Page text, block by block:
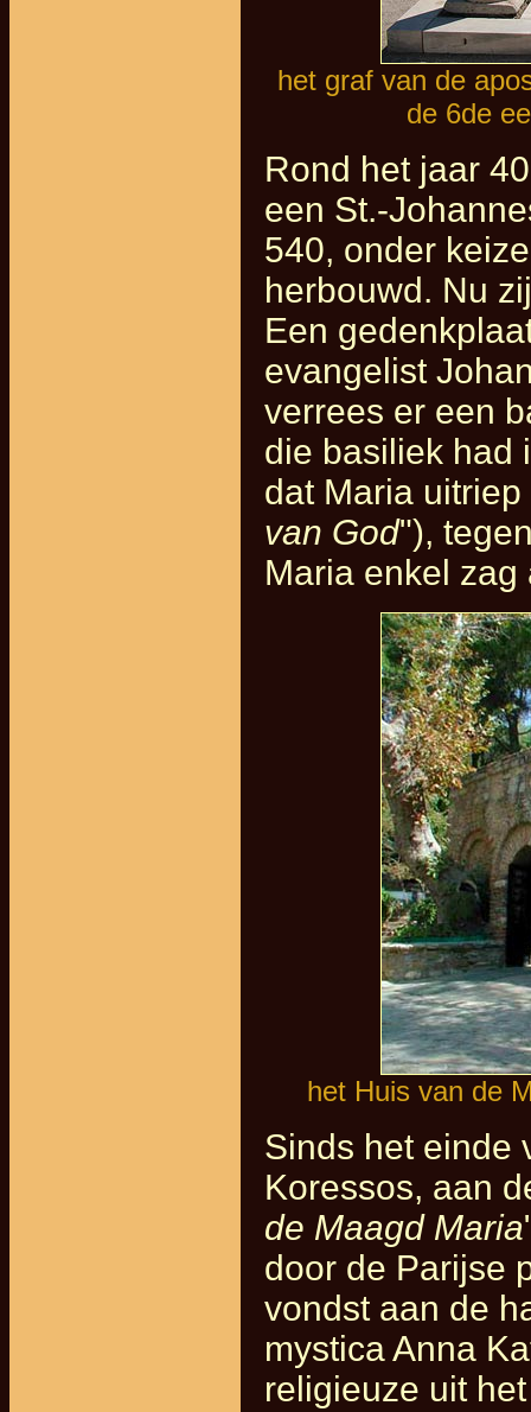
het graf van de
de 6de
Rond het jaar
een St.-
540, onder
herbouwd. Nu
Een
evangelist
verrees er een
die basiliek had
dat Maria uitriep
van God"),
Maria enkel
het Huis van de
Sinds het einde
Koressos, aan
de Maagd Maria
door de Parijse
vondst aan de
mystica Anna
religieuze uit